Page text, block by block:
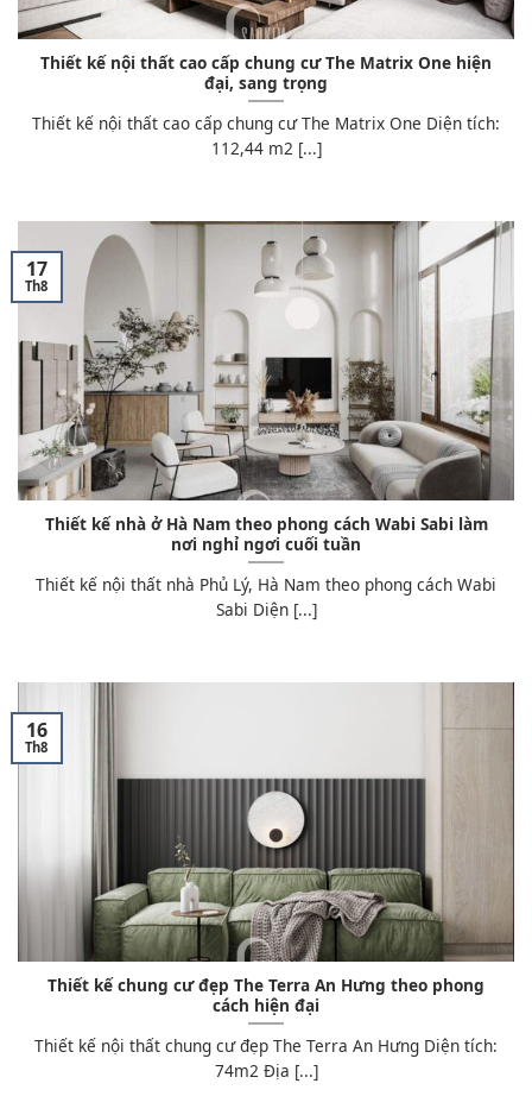
Thiết kế nội thất cao cấp chung cư The Matrix One hiện
đại, sang trọng
Thiết kế nội thất cao cấp chung cư The Matrix One Diện tích:
112,44 m2 [...]
Thiết kế nhà ở Hà Nam theo phong cách Wabi Sabi làm
nơi nghỉ ngơi cuối tuần
Thiết kế nội thất nhà Phủ Lý, Hà Nam theo phong cách Wabi
Sabi Diện [...]
17
Th8
Thiết kế chung cư đẹp The Terra An Hưng theo phong
cách hiện đại
Thiết kế nội thất chung cư đẹp The Terra An Hưng Diện tích:
74m2 Địa [...]
16
Th8